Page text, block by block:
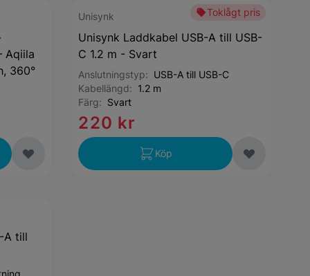
Aqiila
360°
Toklågt pris
Unisynk
Unisynk Laddkabel USB-A till USB-
C 1.2 m - Svart
Anslutningstyp: USB-A till USB-C
Kabellängd: 1.2 m
Färg: Svart
220 kr
Köp
A till